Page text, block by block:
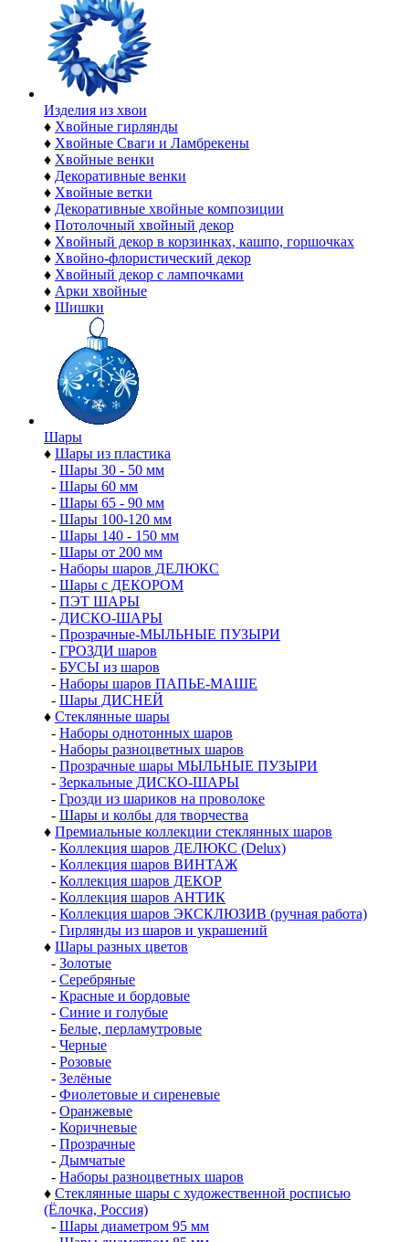
Изделия из хвои
♦ Хвойные гирлянды
♦ Хвойные Сваги и Ламбрекены
♦ Хвойные венки
♦ Декоративные венки
♦ Хвойные ветки
♦ Декоративные хвойные композиции
♦ Потолочный хвойный декор
♦ Хвойный декор в корзинках, кашпо, горшочках
♦ Хвойно-флористический декор
♦ Хвойный декор с лампочками
♦ Арки хвойные
♦ Шишки
Шары
♦ Шары из пластика
- Шары 30 - 50 мм
- Шары 60 мм
- Шары 65 - 90 мм
- Шары 100-120 мм
- Шары 140 - 150 мм
- Шары от 200 мм
- Наборы шаров ДЕЛЮКС
- Шары с ДЕКОРОМ
- ПЭТ ШАРЫ
- ДИСКО-ШАРЫ
- Прозрачные-МЫЛЬНЫЕ ПУЗЫРИ
- ГРОЗДИ шаров
- БУСЫ из шаров
- Наборы шаров ПАПЬЕ-МАШЕ
- Шары ДИСНЕЙ
♦ Стеклянные шары
- Наборы однотонных шаров
- Наборы разноцветных шаров
- Прозрачные шары МЫЛЬНЫЕ ПУЗЫРИ
- Зеркальные ДИСКО-ШАРЫ
- Грозди из шариков на проволоке
- Шары и колбы для творчества
♦ Премиальные коллекции стеклянных шаров
- Коллекция шаров ДЕЛЮКС (Delux)
- Коллекция шаров ВИНТАЖ
- Коллекция шаров ДЕКОР
- Коллекция шаров АНТИК
- Коллекция шаров ЭКСКЛЮЗИВ (ручная работа)
- Гирлянды из шаров и украшений
♦ Шары разных цветов
- Золотые
- Серебряные
- Красные и бордовые
- Синие и голубые
- Белые, перламутровые
- Черные
- Розовые
- Зелёные
- Фиолетовые и сиреневые
- Оранжевые
- Коричневые
- Прозрачные
- Дымчатые
- Наборы разноцветных шаров
♦ Стеклянные шары с художественной росписью
(Ёлочка, Россия)
- Шары диаметром 95 мм